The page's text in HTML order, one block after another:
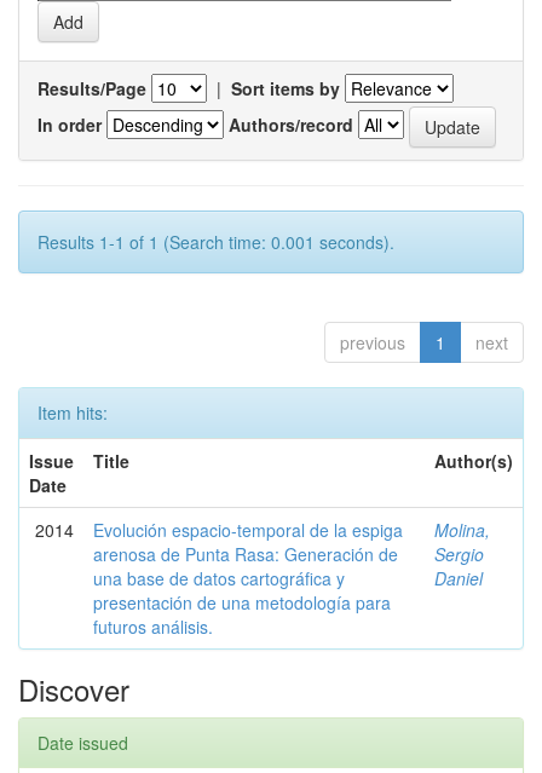
Results/Page | Sort items by
In order
Authors/record
Results 1-1 of 1 (Search time: 0.001 seconds).
previous 1 next
Item hits:
Issue
Date
Title Author(s)
2014
Evolución espacio-temporal de la espiga
arenosa de Punta Rasa: Generación de
una base de datos cartográfica y
presentación de una metodología para
futuros análisis.
Molina,
Sergio
Daniel
Discover
Date issued